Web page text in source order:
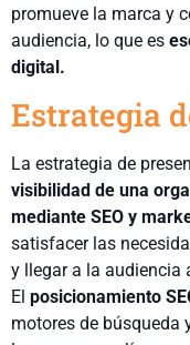
promueve la marca y
audiencia, lo que es
digital.
Estrategia
La estrategia de
visibilidad de una
mediante SEO y
satisfacer las
y llegar a la audiencia
El posicionamiento
motores de búsqueda